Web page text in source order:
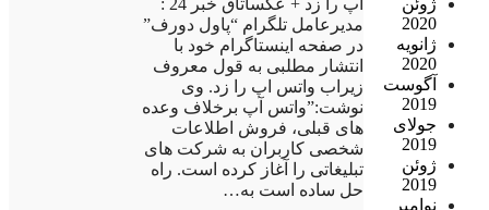
ژوئن
2020
ژانویه
2020
آگوست
2019
جولای
2019
ژوئن
2019
نوامبر
اپ را زد + عکساتاق خبر 24 :
مدیرعامل تلگرام “پاول دورف”
در صفحه اینستاگرام خود با
انتشار مطلبی به قول معروف
زیراب واتس اپ را زد. وی
نوشت:”واتس آپ برخلاف وعده
های قبلی، فروش اطلاعات
شخصی کاربران به شرکت های
تبلیغاتی را آغاز کرده است. راه
حل ساده است به…